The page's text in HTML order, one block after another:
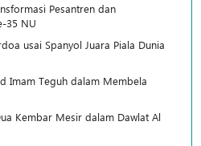
Pesantren dan
35 NU
usai Spanyol Juara Piala Dunia
Imam Teguh dalam Membela
Kembar Mesir dalam Dawlat Al